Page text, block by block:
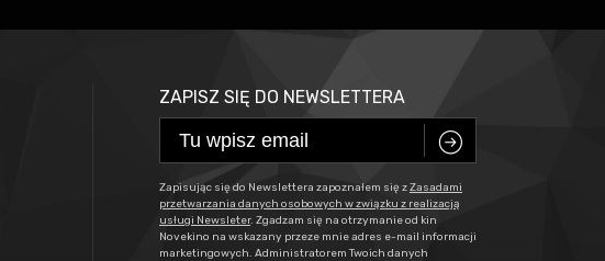
ZAPISZ SIĘ DO NEWSLETTERA
C
Zapisując się do Newslettera zapoznałem się zZasadami
przetwarzania danych osobowych w związku z realizacją
usługi Newsleter. Zgadzam się na otrzymanie od kin
Novekino na wskazany przeze mnie adres e-mail informacji
marketingowych. Administratorem Twoich danych